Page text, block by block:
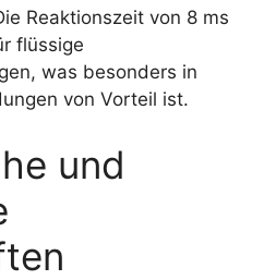
Reaktionszeit von 8 ms
flüssige
was besonders in
von Vorteil ist.
und